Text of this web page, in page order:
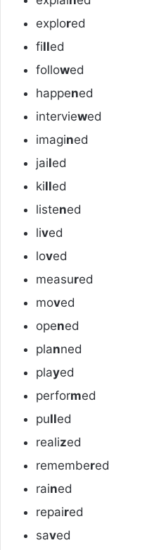
explored
filled
followed
happened
interviewed
imagined
jailed
killed
listened
lived
loved
measured
moved
opened
planned
played
performed
pulled
realized
remembered
rained
repaired
saved